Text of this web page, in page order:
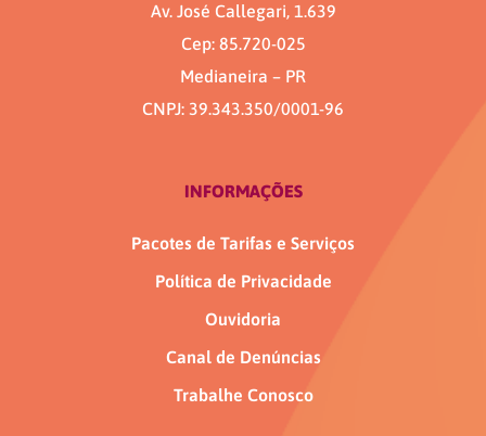
Av. José Callegari, 1.639
Cep: 85.720-025
Medianeira – PR
CNPJ: 39.343.350/0001-96
INFORMAÇÕES
Pacotes de Tarifas e Serviços
Política de Privacidade
Ouvidoria
Canal de Denúncias
Trabalhe Conosco